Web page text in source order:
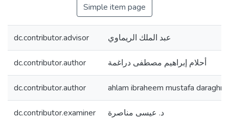
Simple item page
dc.contributor.advisor عبد الملك الريماوي
dc.contributor.author أحلام إبراهيم مصطفى دراغمة
dc.contributor.author ahlam ibraheem mustafa
dc.contributor.examiner د. عيسى مناصرة